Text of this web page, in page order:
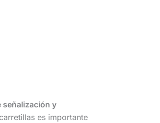
señalización y
es importante